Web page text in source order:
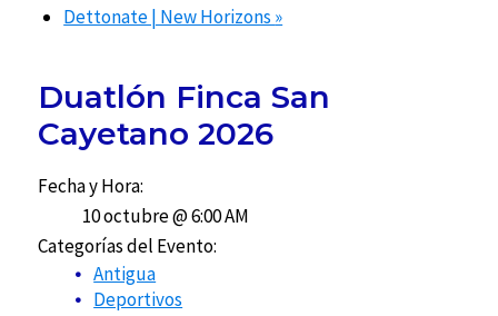
Dettonate | New Horizons »
Duatlón Finca San
Cayetano 2026
Fecha y Hora:
10 octubre @ 6:00 AM
Categorías del Evento:
Antigua
Deportivos